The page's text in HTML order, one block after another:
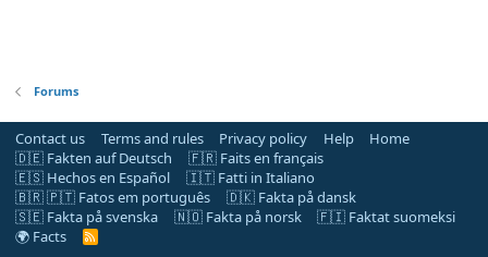
Forums
Contact us Terms and rules Privacy policy Help
Home
🇩🇪 Fakten auf Deutsch
🇫🇷 Faits en français
🇪🇸 Hechos en Español
🇮🇹 Fatti in Italiano
🇧🇷 🇵🇹 Fatos em português
🇩🇰 Fakta på dansk
🇸🇪 Fakta på svenska
🇳🇴 Fakta på norsk
🇫🇮 Faktat suomeksi
🌍 Facts
R